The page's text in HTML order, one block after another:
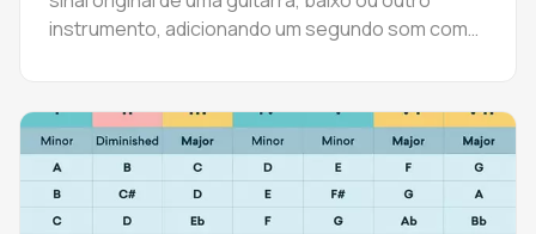
instrumento, adicionando um segundo som com